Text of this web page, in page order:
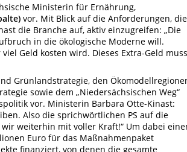
Ministerin für Ernährung,
vor. Mit Blick auf die Anforderungen, die
die Branche auf, aktiv einzugreifen: „Die
in die ökologische Moderne will.
Geld kosten wird. Dieses Extra-Geld muss
Grünlandstrategie, den
sowie dem „Niedersächsischen Weg“
vor. Ministerin Barbara Otte-Kinast:
Also die sprichwörtlichen PS auf die
weiterhin mit voller Kraft!“ Um dabei
Euro für das Maßnahmenpaket
finanziert, von denen die gesamte